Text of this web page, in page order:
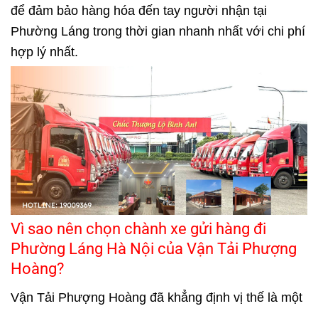
để đảm bảo hàng hóa đến tay người nhận tại
Phường Láng trong thời gian nhanh nhất với chi phí
hợp lý nhất.
Vì sao nên chọn chành xe gửi hàng đi
Phường Láng Hà Nội của Vận Tải Phượng
Hoàng?
Vận Tải Phượng Hoàng đã khẳng định vị thế là một